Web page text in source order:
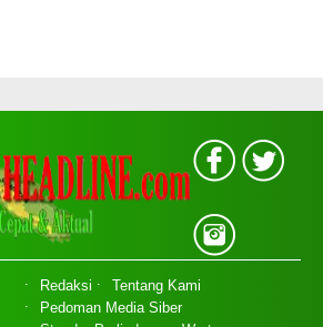
Redaksi
Tentang Kami
Pedoman Media Siber